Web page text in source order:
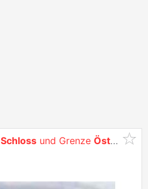
Schloss und Grenze Österreich